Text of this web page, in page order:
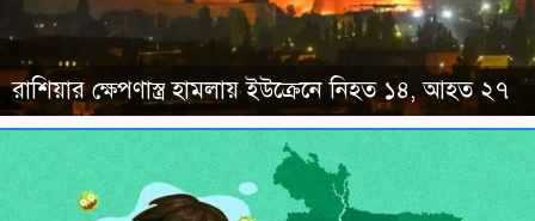
রাশিয়ার ক্ষেপণাস্ত্র হামলায় ইউক্রেনে নিহত ১৪, আহত ২৭